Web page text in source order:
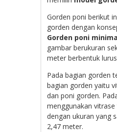
Gorden poni berikut
gorden dengan
Gorden poni
gambar berukuran
meter berbentuk
Pada bagian gorden
bagian gorden yaitu
dan poni gorden.
menggunakan
dengan ukuran yang
2,47 meter.